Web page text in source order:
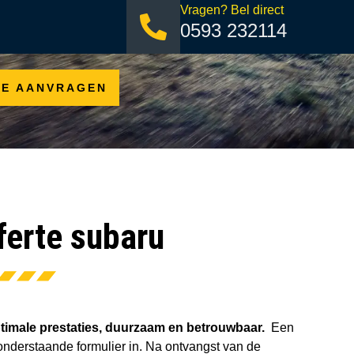
Vragen? Bel direct
0593 232114
AANVRAGEN
subaru
prestaties, duurzaam en betrouwbaar. Een
formulier in. Na ontvangst van de